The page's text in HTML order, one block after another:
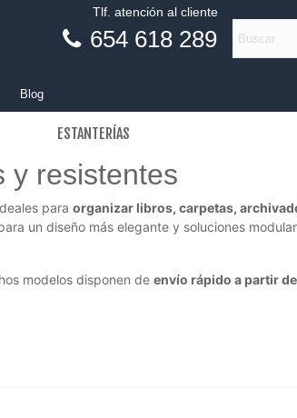
Tlf. atención al cliente
654 618 289
Blog
ESTANTERÍAS
y resistentes
para organizar libros, carpetas,
un diseño más elegante y soluciones
modelos disponen de envío rápido a partir